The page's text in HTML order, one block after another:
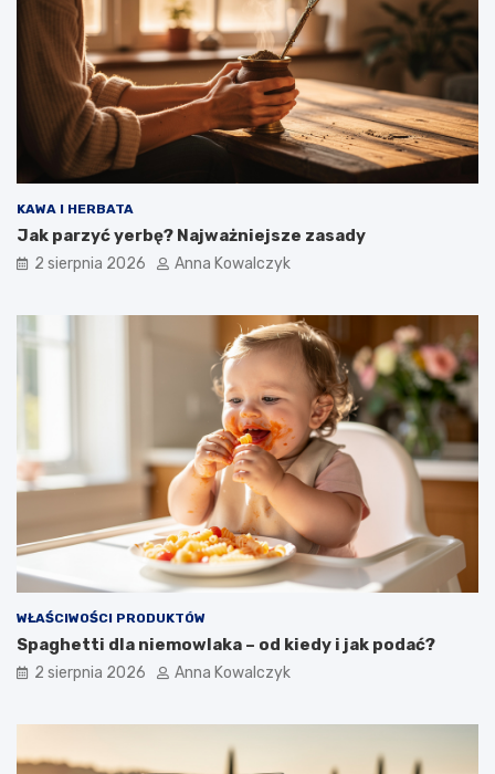
KAWA I HERBATA
Jak parzyć yerbę? Najważniejsze zasady
2 sierpnia 2026 Anna Kowalczyk
WŁAŚCIWOŚCI PRODUKTÓW
Spaghetti dla niemowlaka – od kiedy i jak podać?
2 sierpnia 2026 Anna Kowalczyk